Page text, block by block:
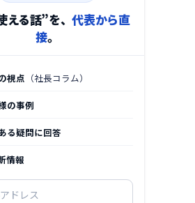
える話”を、代表から直
接。
視点 （社長コラム）
の事例
る疑問に回答
情報